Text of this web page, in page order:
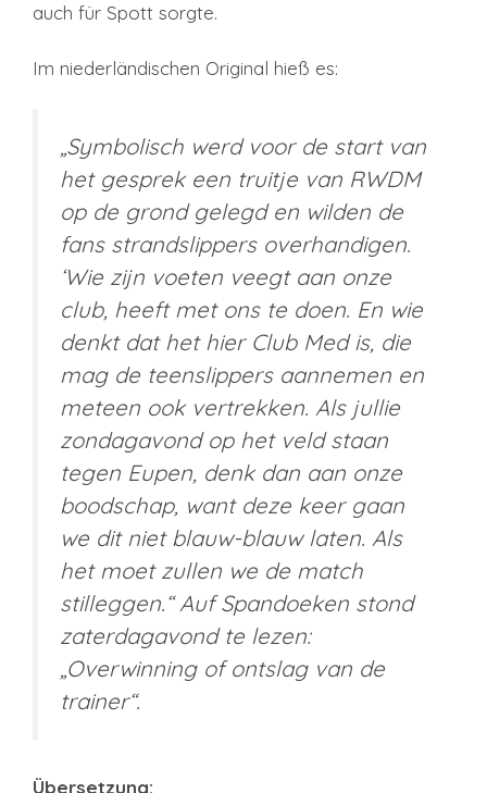
auch für Spott sorgte.
Im niederländischen Original hieß es:
„Symbolisch werd voor de start van
het gesprek een truitje van RWDM
op de grond gelegd en wilden de
fans strandslippers overhandigen.
‘Wie zijn voeten veegt aan onze
club, heeft met ons te doen. En wie
denkt dat het hier Club Med is, die
mag de teenslippers aannemen en
meteen ook vertrekken. Als jullie
zondagavond op het veld staan
tegen Eupen, denk dan aan onze
boodschap, want deze keer gaan
we dit niet blauw-blauw laten. Als
het moet zullen we de match
stilleggen.“ Auf Spandoeken stond
zaterdagavond te lezen:
„Overwinning of ontslag van de
trainer“.
Übersetzung: